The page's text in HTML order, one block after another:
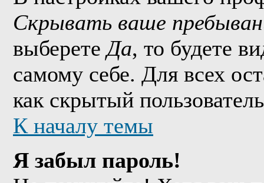
Скрывать ваше
выберетеДа, то будете
самому себе. Для всех
как скрытый
К началу темы
Я забыл пароль!